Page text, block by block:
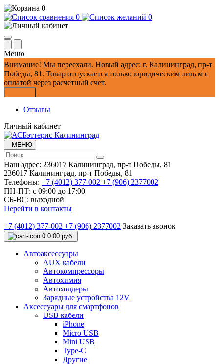
0
0
0
Меню
Внимание! Мы переехали. Новый адрес: г. Калининград, пр-т
Победы, 81. Товар отпускается только юридическим лицам с
оплатой через расчетный счет.
Отзывы
Личный кабинет
МЕНЮ
Наш адрес: 236017 Калининград,​ пр-т Победы, 81
236017 Калининград,​ пр-т Победы, 81
Телефоны: +7 (4012) 377-002 +7 (906) 2377002
ПН-ПТ: с 09:00 до 17:00
СБ-ВС: выходной
Перейти в контакты
+7 (4012) 377-002 +7 (906) 2377002 Заказать звонок
0 0.00 руб.
Автоаксессуары
AUX кабели
Автокомпрессоры
Автохимия
Автохолдеры
Зарядные устройства 12V
Аксессуары для смартфонов
USB кабели
iPhone
Micro USB
Mini USB
Type-C
Другие